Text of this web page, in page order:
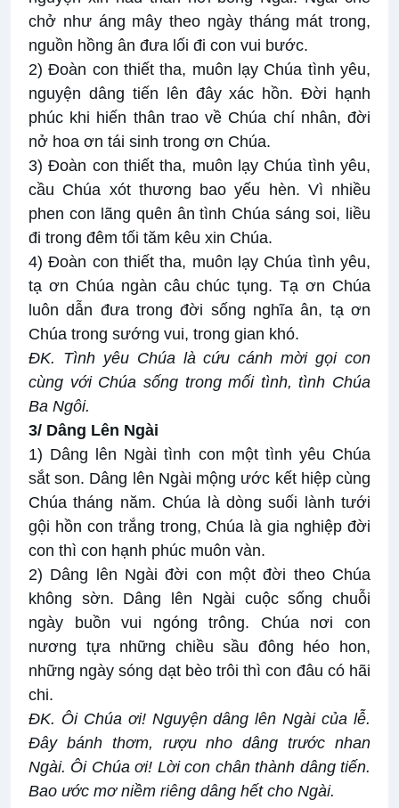
chở như áng mây theo ngày tháng mát trong,
nguồn hồng ân đưa lối đi con vui bước.
2) Đoàn con thiết tha, muôn lạy Chúa tình yêu,
nguyện dâng tiến lên đây xác hồn. Đời hạnh
phúc khi hiến thân trao về Chúa chí nhân, đời
nở hoa ơn tái sinh trong ơn Chúa.
3) Đoàn con thiết tha, muôn lạy Chúa tình yêu,
cầu Chúa xót thương bao yếu hèn. Vì nhiều
phen con lãng quên ân tình Chúa sáng soi, liều
đi trong đêm tối tăm kêu xin Chúa.
4) Đoàn con thiết tha, muôn lạy Chúa tình yêu,
tạ ơn Chúa ngàn câu chúc tụng. Tạ ơn Chúa
luôn dẫn đưa trong đời sống nghĩa ân, tạ ơn
Chúa trong sướng vui, trong gian khó.
ĐK. Tình yêu Chúa là cứu cánh mời gọi con
cùng với Chúa sống trong mối tình, tình Chúa
Ba Ngôi.
3/ Dâng Lên Ngài
1) Dâng lên Ngài tình con một tình yêu Chúa
sắt son. Dâng lên Ngài mộng ước kết hiệp cùng
Chúa tháng năm. Chúa là dòng suối lành tưới
gội hồn con trắng trong, Chúa là gia nghiệp đời
con thì con hạnh phúc muôn vàn.
2) Dâng lên Ngài đời con một đời theo Chúa
không sờn. Dâng lên Ngài cuộc sống chuỗi
ngày buồn vui ngóng trông. Chúa nơi con
nương tựa những chiều sầu đông héo hon,
những ngày sóng dạt bèo trôi thì con đâu có hãi
chi.
ĐK. Ôi Chúa ơi! Nguyện dâng lên Ngài của lễ.
Đây bánh thơm, rượu nho dâng trước nhan
Ngài. Ôi Chúa ơi! Lời con chân thành dâng tiến.
Bao ước mơ niềm riêng dâng hết cho Ngài.